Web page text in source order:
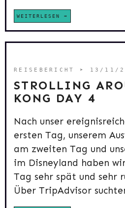
WEITERLESEN
REISEBERICHT ➤ 13/11/
STROLLING
KONG DAY 4
Nach unser
ersten Tag, unserem
am zweiten Tag und
im Disneyland haben
Tag sehr spät und sehr
Über TripAdvisor